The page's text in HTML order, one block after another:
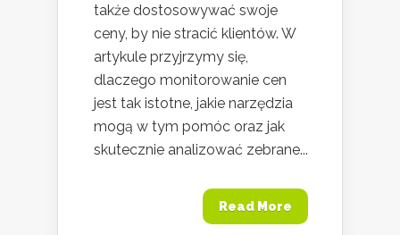
także dostosowywać swoje
ceny, by nie stracić klientów. W
artykule przyjrzymy się,
dlaczego monitorowanie cen
jest tak istotne, jakie narzędzia
mogą w tym pomóc oraz jak
skutecznie analizować zebrane...
Read More